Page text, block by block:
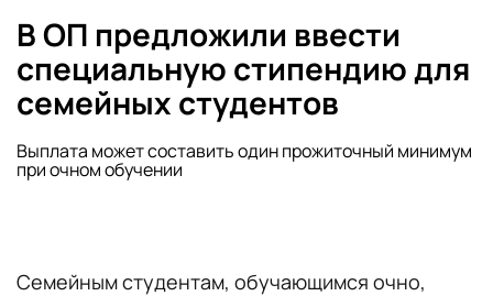
В ОП предложили ввести
специальную стипендию для
семейных студентов
Выплата может составить один прожиточный минимум
при очном обучении
Семейным студентам, обучающимся очно,